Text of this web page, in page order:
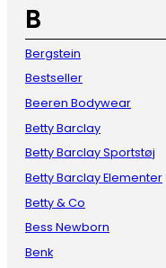
B
Bergstein
Bestseller
Beeren Bodywear
Betty Barclay
Betty Barclay Sportstøj
Betty Barclay Elementer
Betty & Co
Bess Newborn
Benk